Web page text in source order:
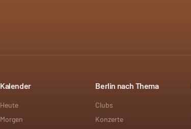
Kalender
Heute
Morgen
Berlin nach Thema
Clubs
Konzerte